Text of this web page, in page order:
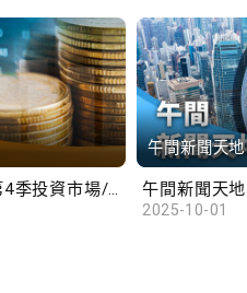
午間新聞天地
午間新聞天地
2025-10-01